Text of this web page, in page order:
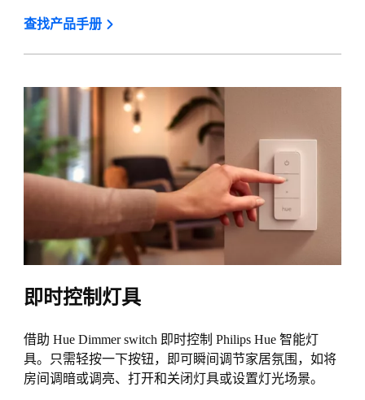
查找产品手册
即时控制灯具
借助 Hue Dimmer switch 即时控制 Philips Hue 智能灯
具。只需轻按一下按钮，即可瞬间调节家居氛围，如将
房间调暗或调亮、打开和关闭灯具或设置灯光场景。